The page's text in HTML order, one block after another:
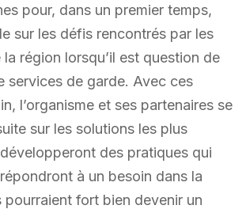
pour, dans un premier temps,
sur les défis rencontrés par les
région lorsqu’il est question de
services de garde. Avec ces
l’organisme et ses partenaires se
sur les solutions les plus
des pratiques qui
à un besoin dans la
pourraient fort bien devenir un